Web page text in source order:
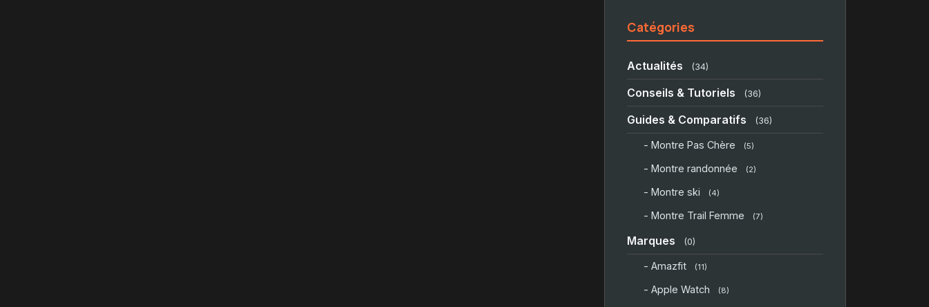
Catégories
Actualités (34)
Conseils & Tutoriels (36)
Guides & Comparatifs (36)
- Montre Pas Chère (5)
- Montre randonnée (2)
- Montre ski (4)
- Montre Trail Femme (7)
Marques (0)
- Amazfit (11)
- Apple Watch (8)